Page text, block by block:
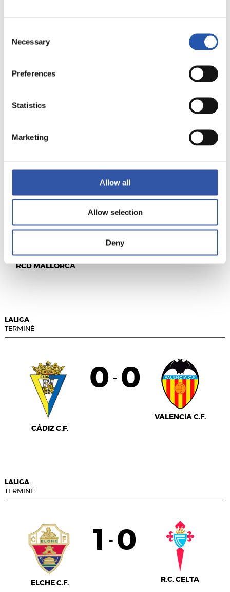
Selection
Necessary
Preferences
Statistics
Marketing
Allow all
Allow selection
Deny
GETAFE CF
REAL SOCIEDAD
TERMINÉ
RCD MALLORCA
1-0
LALIGA
TERMINÉ
CÁDIZ C.F.
0 - 0
VALENCIA C.F.
LALIGA
TERMINÉ
ELCHE C.F.
1 - 0
R.C. CELTA